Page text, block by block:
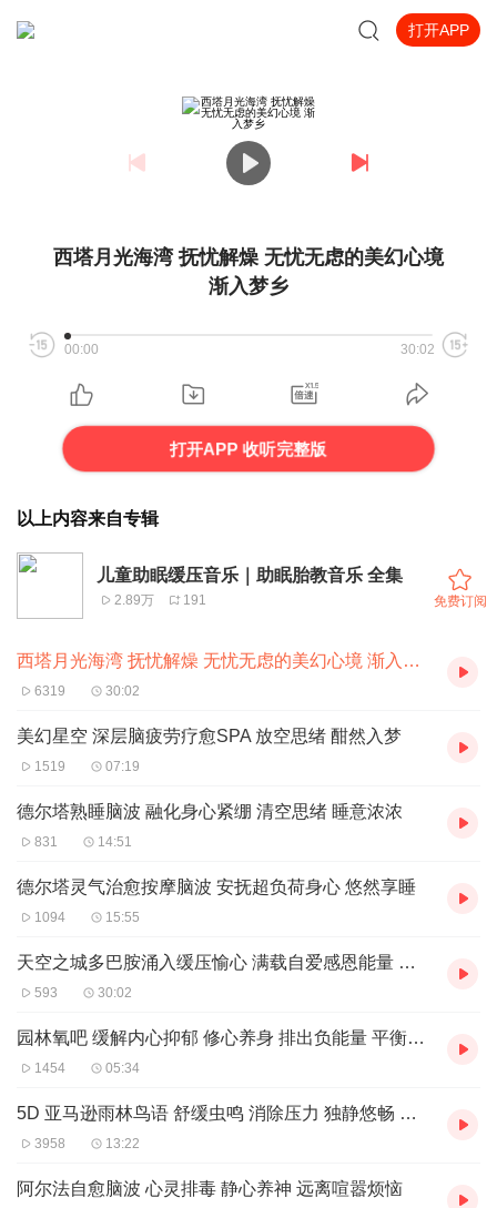
打开APP
西塔月光海湾 抚忧解燥 无忧无虑的美幻心境
渐入梦乡
00:00 30:02
打开APP 收听完整版
以上内容来自专辑
儿童助眠缓压音乐｜助眠胎教音乐 全集
2.89万 191 免费订阅
西塔月光海湾 抚忧解燥 无忧无虑的美幻心境 渐入梦乡
6319 30:02
美幻星空 深层脑疲劳疗愈SPA 放空思绪 酣然入梦
1519 07:19
德尔塔熟睡脑波 融化身心紧绷 清空思绪 睡意浓浓
831 14:51
德尔塔灵气治愈按摩脑波 安抚超负荷身心 悠然享睡
1094 15:55
天空之城多巴胺涌入缓压愉心 满载自爱感恩能量 好眠
593 30:02
园林氧吧 缓解内心抑郁 修心养身 排出负能量 平衡自主神经
1454 05:34
5D 亚马逊雨林鸟语 舒缓虫鸣 消除压力 独静悠畅 修复体能
3958 13:22
阿尔法自愈脑波 心灵排毒 静心养神 远离喧嚣烦恼